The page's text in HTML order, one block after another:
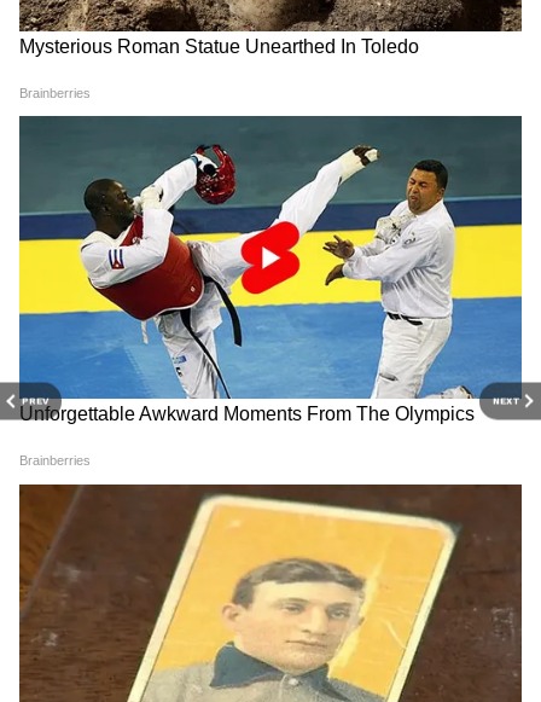
PREV NEXT
রয়েছে ৫০এমপি প্রাইমারি ক্যামেরা এবং সেলফির
জন্য ৮ এমপি ফ্রন্ট ক্যামেরা। মিডিয়াটেক হেলিও
G81 আলট্রা প্রসেসর থাকায় দৈনন্দিন কাজ
অনায়াসে করা যাবে। এর দাম ৭,২৯৯ টাকা।